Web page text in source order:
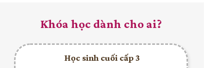
Khóa học dành cho ai?
Học sinh cuối cấp 3